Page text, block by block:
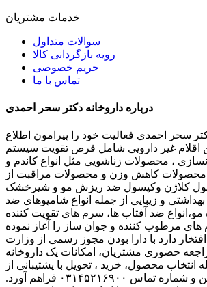
خدمات مشتریان
سوالات متداول
رویه بازگردانی کالا
حریم خصوصی
تماس با ما
درباره داروخانه دکتر سحر احمدی
دکتر سحر احمدی فعالیت خود را پیرامون اطلاع
اقلام غیر دارویی شامل قرص تقویت سیستم
، محصولات زناشویی مثل انواع کاندم و
محصولات کاهش وزن و محصولات مراقبت از
کلاژن وکپسول ضد ریزش مو و شیرخشک
و زیبایی از جمله انواع شامپوهای ضد
ضد آفتاب ها، سرم های تقویت کننده
مرطوب کننده و جوان ساز را آغاز نموده
دارد با دارا بودن مجوز رسمی از وزارت
حضوری مشتریان، امکانات یک داروخانه
انتخاب محصول، خرید ، تحویل با پشتیبانی از
طریق چت آنلاین و شماره تماس ۰۳۱۴۵۲۱۶۹۰۰ فراهم آورد.